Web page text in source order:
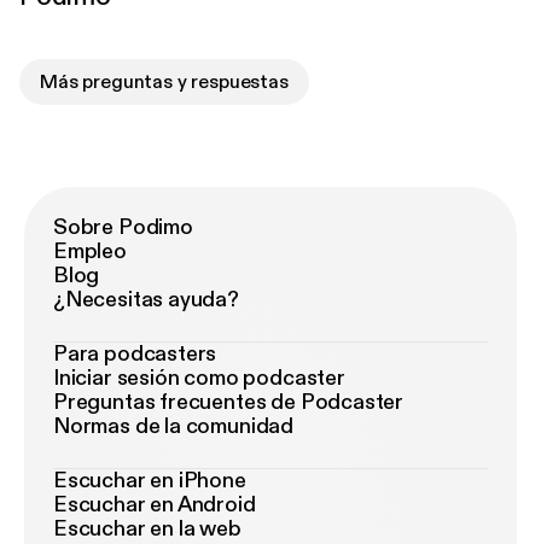
Más preguntas y respuestas
Sobre Podimo
Empleo
Blog
¿Necesitas ayuda?
Para podcasters
Iniciar sesión como podcaster
Preguntas frecuentes de Podcaster
Normas de la comunidad
Escuchar en iPhone
Escuchar en Android
Escuchar en la web